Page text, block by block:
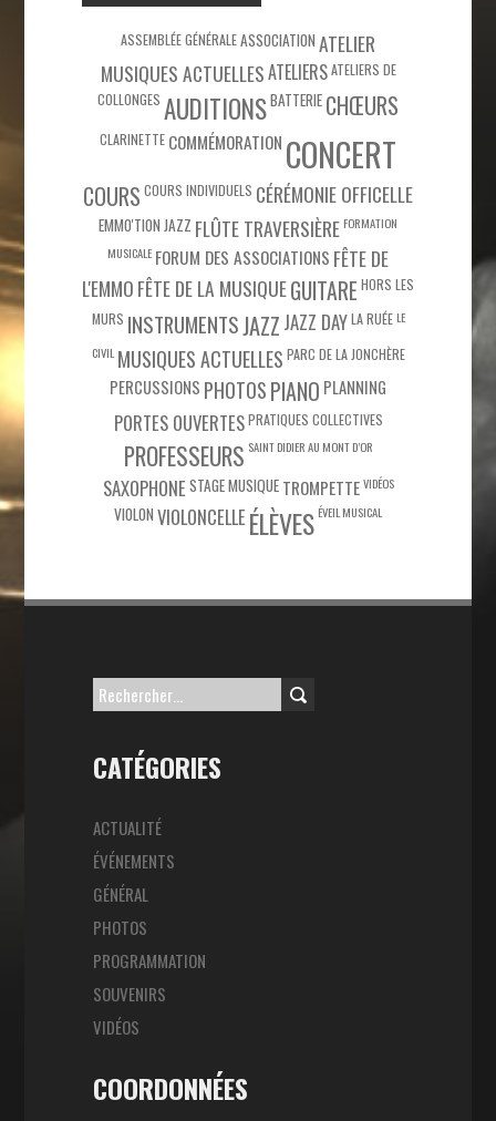
ASSEMBLÉE GÉNÉRALEASSOCIATION ATELIER
MUSIQUES ACTUELLESATELIERSATELIERS DE
COLLONGES AUDITIONSBATTERIE CHŒURS
CLARINETTE COMMÉMORATION CONCERT
COURS COURS INDIVIDUELS CÉRÉMONIE OFFICELLE
EMMO'TION JAZZ FLÛTE TRAVERSIÈRE FORMATION
MUSICALE FORUM DES ASSOCIATIONS FÊTE DE
L'EMMOFÊTE DE LA MUSIQUEGUITARE HORS LES
MURS INSTRUMENTSJAZZ JAZZ DAYLA RUÉE LE
CIVIL MUSIQUES ACTUELLES PARC DE LA JONCHÈRE
PERCUSSIONS PHOTOSPIANO PLANNING
PORTES OUVERTESPRATIQUES COLLECTIVES
PROFESSEURS SAINT DIDIER AU MONT D’OR
SAXOPHONE STAGE MUSIQUE TROMPETTE VIDÉOS
VIOLON VIOLONCELLE ÉLÈVES ÉVEIL MUSICAL
Rechercher :
CATÉGORIES
ACTUALITÉ
ÉVÉNEMENTS
GÉNÉRAL
PHOTOS
PROGRAMMATION
SOUVENIRS
VIDÉOS
COORDONNÉES